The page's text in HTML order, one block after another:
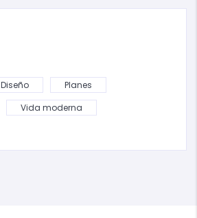
Diseño
Planes
Vida moderna